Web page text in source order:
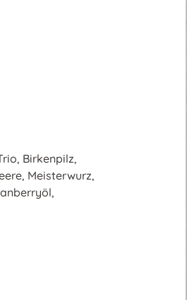
Birkenpilz,
Meisterwurz,